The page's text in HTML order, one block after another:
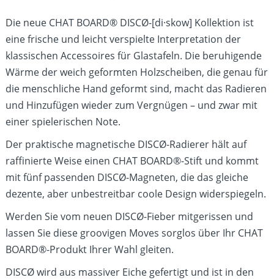
Die neue CHAT BOARD® DISCØ-[di·skow] Kollektion ist
eine frische und leicht verspielte Interpretation der
klassischen Accessoires für Glastafeln. Die beruhigende
Wärme der weich geformten Holzscheiben, die genau für
die menschliche Hand geformt sind, macht das Radieren
und Hinzufügen wieder zum Vergnügen – und zwar mit
einer spielerischen Note.
Der praktische magnetische DISCØ-Radierer hält auf
raffinierte Weise einen CHAT BOARD®-Stift und kommt
mit fünf passenden DISCØ-Magneten, die das gleiche
dezente, aber unbestreitbar coole Design widerspiegeln.
Werden Sie vom neuen DISCØ-Fieber mitgerissen und
lassen Sie diese groovigen Moves sorglos über Ihr CHAT
BOARD®-Produkt Ihrer Wahl gleiten.
DISCØ wird aus massiver Eiche gefertigt und ist in den